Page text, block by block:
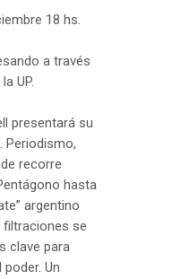
18 hs.
a través
UP.
presentará su
Periodismo,
recorre
hasta
argentino
se
clave para
Un